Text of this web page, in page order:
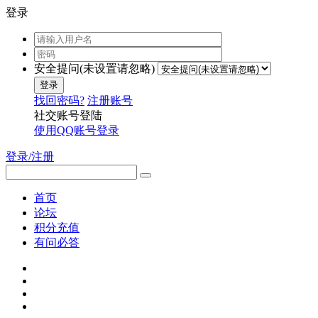
登录
安全提问(未设置请忽略)
登录
找回密码? 注册账号
社交账号登陆
使用QQ账号登录
登录/注册
首页
论坛
积分充值
有问必答